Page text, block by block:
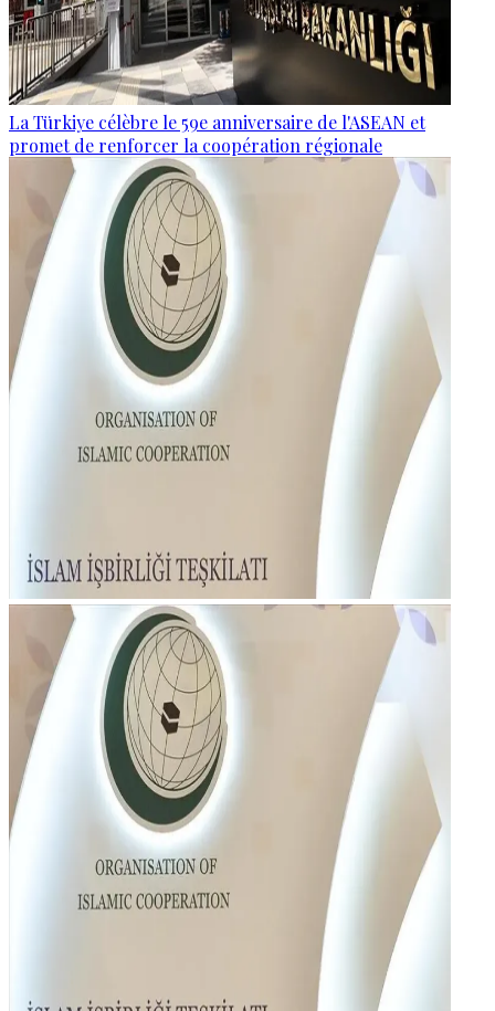
La Türkiye célèbre le 59e anniversaire de l'ASEAN et
promet de renforcer la coopération régionale